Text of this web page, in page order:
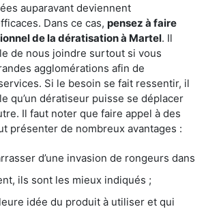
auparavant deviennent
Dans ce cas, pensez à faire
de la dératisation à Martel. Il
de nous joindre surtout si vous
agglomérations afin de
Si le besoin se fait ressentir, il
qu’un dératiseur puisse se déplacer
Il faut noter que faire appel à des
présenter de nombreux avantages :
d’une invasion de rongeurs dans
ils sont les mieux indiqués ;
idée du produit à utiliser et qui